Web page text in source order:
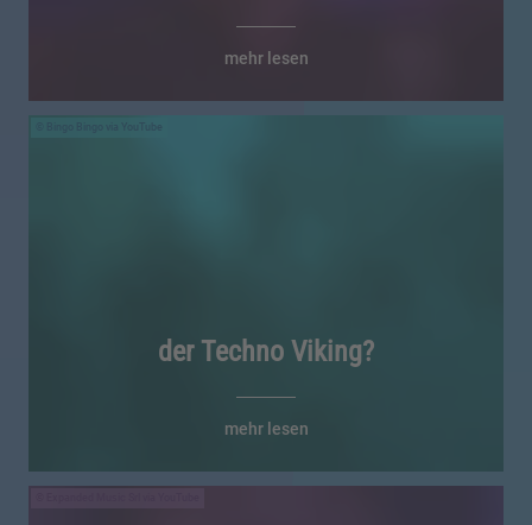
mehr lesen
Bingo Bingo via YouTube
der Techno Viking?
mehr lesen